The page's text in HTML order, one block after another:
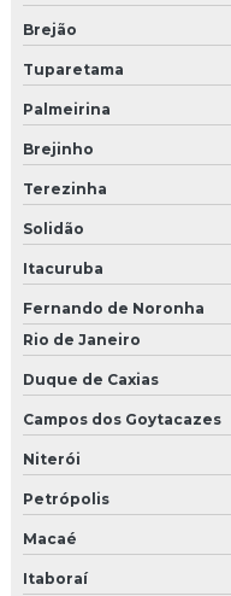
Brejão
Tuparetama
Palmeirina
Brejinho
Terezinha
Solidão
Itacuruba
Fernando de Noronha
Rio de Janeiro
Duque de Caxias
Campos dos Goytacazes
Niterói
Petrópolis
Macaé
Itaboraí